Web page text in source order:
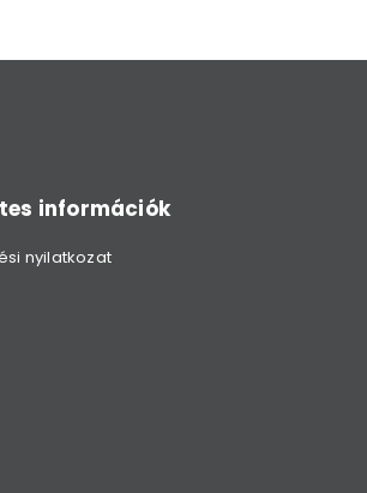
információk
nyilatkozat